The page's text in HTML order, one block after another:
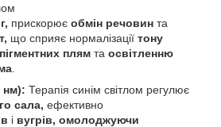
прискорює обмін речовин та
що сприяє нормалізації тону
пігментних плям та освітленню
нм): Терапія синім світлом регулює
сала, ефективно
і вугрів, омолоджуючи